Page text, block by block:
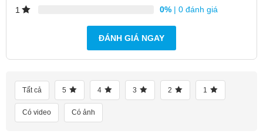
1
0% | 0 đánh giá
ĐÁNH GIÁ NGAY
Tất cả 5 4 3 2 1
Có video Có ảnh